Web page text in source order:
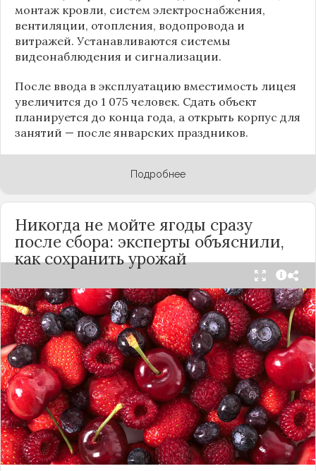
монтаж кровли, систем электроснабжения,
вентиляции, отопления, водопровода и
витражей. Устанавливаются системы
видеонаблюдения и сигнализации.
После ввода в эксплуатацию вместимость лицея
увеличится до 1 075 человек. Сдать объект
планируется до конца года, а открыть корпус для
занятий — после январских праздников.
Подробнее
Никогда не мойте ягоды сразу
после сбора: эксперты объяснили,
как сохранить урожай
Мытьё ягод сразу после сбора может обернуться
полной потерей урожая. Как отмечает канал
«Сделай сам», на поверхности плодов есть
естественный восковой налёт, который играет
роль природного барьера. Он защищает ягоды
от пересыхания, бактерий и плесени. При
смывании этого слоя плоды быстро начинают
темнеть, покрываться налётом и терять вкус.
Чтобы ягоды сохранили свежесть, специалисты
рекомендуют: